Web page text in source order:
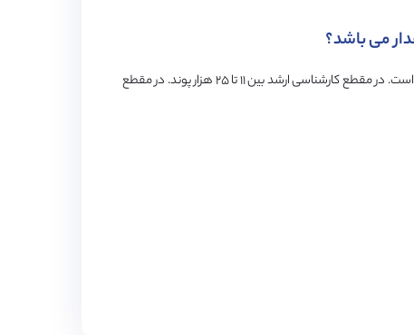
می باشد؟
شهریه تحصیل در انگلستان در مقطع کارشناسی بین ۱۰ تا ۲۴ هزار پوند است. در مقطع کارشناسی ارشد بین ۱۱ تا ۲۵ هزار پوند. در مقطع